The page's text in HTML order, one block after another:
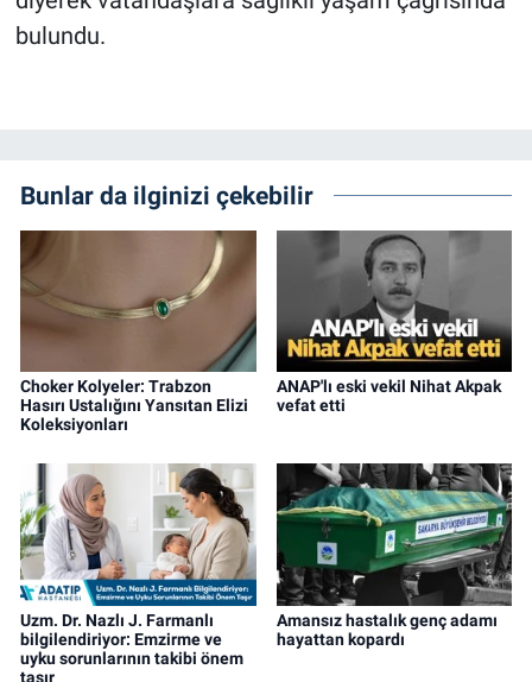
bulundu.
Bunlar da ilginizi çekebilir
Choker Kolyeler: Trabzon
Hasırı Ustalığını Yansıtan Elizi
Koleksiyonları
ANAP'lı eski vekil Nihat Akpak
vefat etti
Uzm. Dr. Nazlı J. Farmanlı
bilgilendiriyor: Emzirme ve
uyku sorunlarının takibi önem
taşır
Amansız hastalık genç adamı
hayattan kopardı